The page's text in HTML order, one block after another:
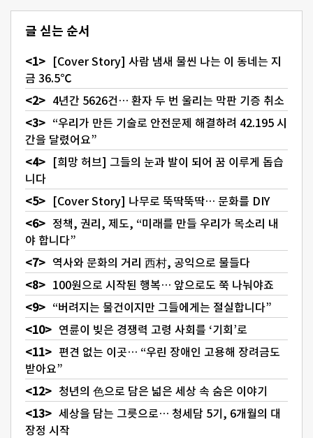
글 싣는 순서
[Cover Story] 사람 냄새 물씬 나는 이 동네는 지
금 36.5℃
4년간 5626건… 환자 두 번 울리는 막판 기증 취소
“우리가 만든 기술로 안전문제 해결하려 42.195 시
간을 달렸어요”
[희망 허브] 그들의 눈과 발이 되어 꿈 이루게 돕습
니다
[Cover Story] 나무로 뚝딱뚝딱… 문화를 DIY
정책, 권리, 제도, “미래를 만들 우리가 목소리 내
야 합니다”
역사와 문화의 거리 西村, 공익으로 물들다
100원으로 시작된 행복… 앞으로도 쭉 나눠야죠
“버려지는 물건이지만 그들에게는 절실합니다”
연륜이 빚은 경쟁력 고령 사회를 ‘기회’로
편견 없는 이곳… “우린 장애인 고용해 장려금도
받아요”
청년의 色으로 담은 넓은 세상 속 숨은 이야기
세상을 담는 그릇으로… 청세담 5기, 6개월의 대
장정 시작